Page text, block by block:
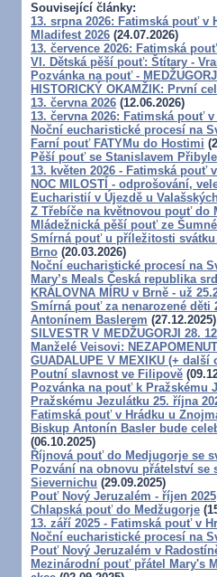
Související články:
13. srpna 2026: Fatimská pouť v
Mladifest 2026 (24.07.2026)
13. července 2026: Fatimská
VI. Dětská pěší pouť: Štítary -
Pozvánka na pouť -
HISTORICKÝ OKAMŽIK: První
13. června 2026 (12.06.2026)
13. června 2026: Fatimská pouť
Noční eucharistické procesí na
Farní pouť FATYMu do Hostimi
Pěší pouť se Stanislavem
13. květen 2026 - Fatimská pouť
NOC MILOSTÍ - odprošování,
Eucharistií v Újezdě u
Z Třebíče na květnovou pouť do
Mládežnická pěší pouť ze
Smírná pouť u příležitosti svátku
Brno (20.03.2026)
Noční eucharistické procesí na
Mary’s Meals Česká republika
KRÁLOVNA MÍRU v Brně - už
Smírná pouť za nenarozené děti
Antonínem Baslerem (27.12.2025)
SILVESTR V MEDŽUGORJI 28.
Manželé Veisovi:
GUADALUPE V MEXIKU (+ další
Poutní slavnost ve Filipově
Pozvánka na pouť k Pražskému
Pražskému Jezulátku 25. října
Fatimská pouť v Hrádku u
Biskup Antonín Basler bude
(06.10.2025)
Říjnová pouť do Medjugorje se
Pozvání na obnovu přátelství se
Sievernichu (29.09.2025)
Pouť Nový Jeruzalém - říjen 2025
Chlapská pouť do Medžugorje
13. září 2025 - Fatimská pouť v
Noční eucharistické procesí na
Pouť Nový Jeruzalém v
Mezinárodní pouť přátel Mary's